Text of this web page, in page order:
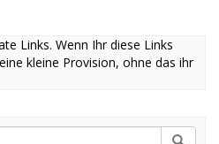
Links. Wenn Ihr diese Links
kleine Provision, ohne das ihr